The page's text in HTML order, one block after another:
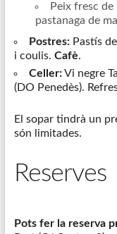
Peix fresc
pastanaga de
Postres:Pastís
i coulis. Cafè.
Celler:Vi negre
(DO Penedès).
El sopar tindrà un
són limitades.
Reserves
Pots fer la reserva